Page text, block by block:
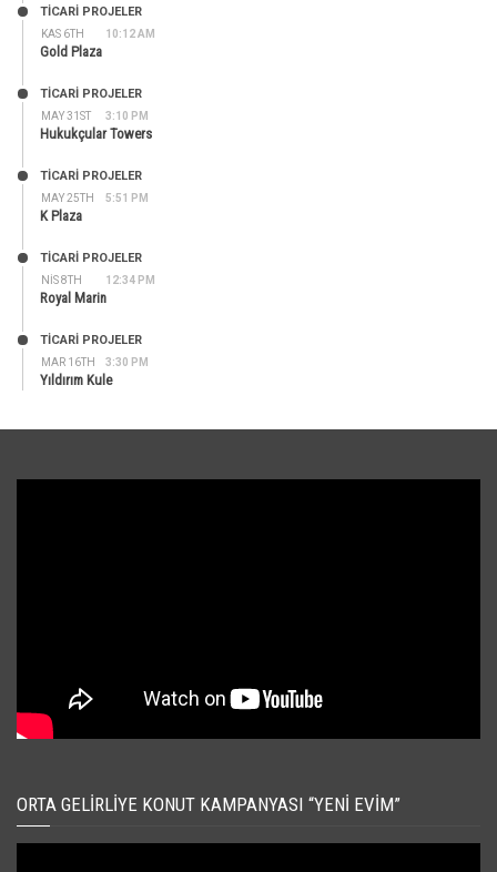
KAS 6TH 10:12 AM
TİCARİ PROJELER
Gold Plaza
MAY 31ST 3:10 PM
TİCARİ PROJELER
Hukukçular Towers
MAY 25TH 5:51 PM
TİCARİ PROJELER
K Plaza
NIS 8TH 12:34 PM
TİCARİ PROJELER
Royal Marin
MAR 16TH 3:30 PM
TİCARİ PROJELER
Yıldırım Kule
ORTA GELIRLIYE KONUT KAMPANYASI “YENI EVIM”